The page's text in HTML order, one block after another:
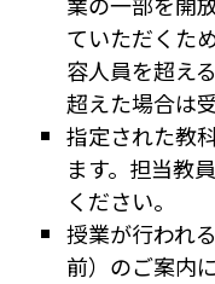
ていただくた
容人員を超え
超えた場合は
指定された教
ます。担当教
ください。
授業が行われ
前）のご案内